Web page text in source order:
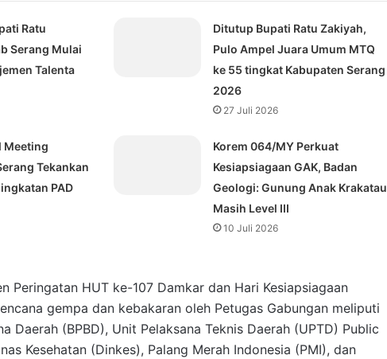
Ratu
Serang Mulai
Talenta
Ditutup Bupati Ratu Zakiyah,
Pulo Ampel Juara Umum MTQ
ke 55 tingkat Kabupaten Serang
2026
27 Juli 2026
Meeting
Tekankan
PAD
Korem 064/MY Perkuat
Kesiapsiagaan GAK, Badan
Geologi: Gunung Anak Krakatau
Masih Level III
10 Juli 2026
Peringatan HUT ke-107 Damkar dan Hari Kesiapsiagaan
gempa dan kebakaran oleh Petugas Gabungan meliputi
Daerah (BPBD), Unit Pelaksana Teknis Daerah (UPTD) Public
Kesehatan (Dinkes), Palang Merah Indonesia (PMI), dan